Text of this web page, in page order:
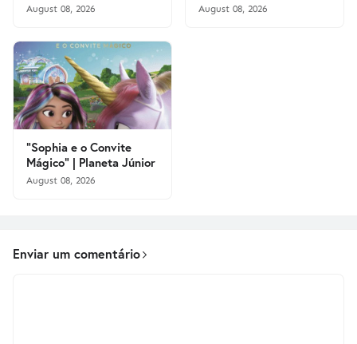
August 08, 2026 August 08, 2026
"Sophia e o Convite
Mágico" | Planeta Júnior
August 08, 2026
Enviar um comentário